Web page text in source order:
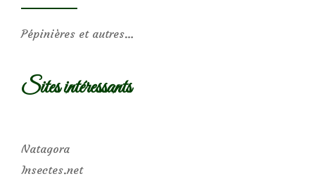
Pépinières et autres…
Sites intéressants
Natagora
Insectes.net